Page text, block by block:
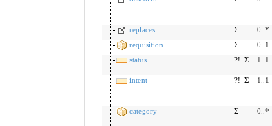
replaces Σ 0..*
requisition
Σ 0..1
status
?! Σ 1..1
intent
?! Σ 1..1
category
Σ 0..*